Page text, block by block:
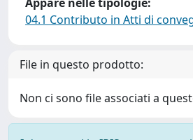
04.1 Contributo in Atti di
File in questo prodotto:
Non ci sono file associati a